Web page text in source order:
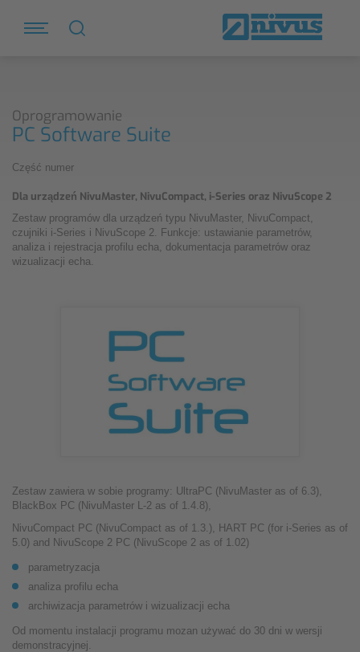
Oprogramowanie
PC Software Suite
Część numer
Dla urządzeń NivuMaster, NivuCompact, i-Series oraz NivuScope 2
Zestaw programów dla urządzeń typu NivuMaster, NivuCompact,
czujniki i-Series i NivuScope 2. Funkcje: ustawianie parametrów,
analiza i rejestracja profilu echa, dokumentacja parametrów oraz
wizualizacji echa.
Zestaw zawiera w sobie programy: UltraPC (NivuMaster as of 6.3),
BlackBox PC (NivuMaster L-2 as of 1.4.8),
NivuCompact PC (NivuCompact as of 1.3.), HART PC (for i-Series as of
5.0) and NivuScope 2 PC (NivuScope 2 as of 1.02)
parametryzacja
analiza profilu echa
archiwizacja parametrów i wizualizacji echa
Od momentu instalacji programu mozan używać do 30 dni w wersji
demonstracyjnej.